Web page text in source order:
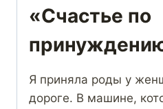
«Счастье по
Я приняла роды у
дороге. В машине,